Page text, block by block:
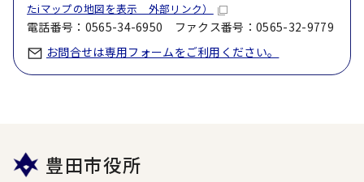
たiマップの地図を表示 外部リンク）
電話番号：0565-34-6950 ファクス番号：0565-32-9779
お問合せは専用フォームをご利用ください。
豊田市役所